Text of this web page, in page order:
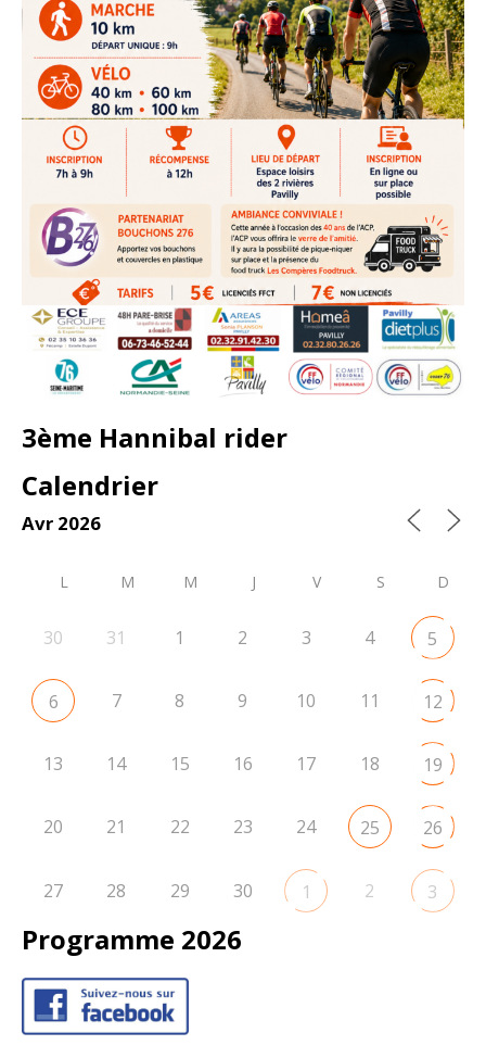
3ème Hannibal rider
Calendrier
Avr 2026
L M M J V S D
30 31 1 2 3 4 5
6 7 8 9 10 11 12
13 14 15 16 17 18 19
20 21 22 23 24 25 26
27 28 29 30 1 2 3
Programme 2026